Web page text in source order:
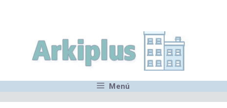
contenido
Menú